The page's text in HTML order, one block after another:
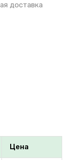
доставка
Цена